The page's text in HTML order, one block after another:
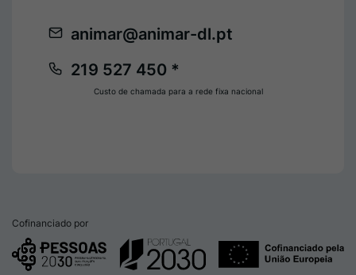
219 527 450 *
animar@animar-dl.pt
Custo de chamada para a rede fixa nacional
Cofinanciado por